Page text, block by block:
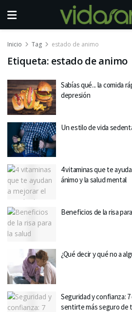
Inicio Tag estado de animo
Etiqueta: estado de animo
Sabías qué... la comida
depresión
Un estilo de vida
4 vitaminas que te
ánimo y la salud mental
Beneficios de la risa
¿Qué decir y qué no a
Seguridad y confianza:
sentirte más seguro de